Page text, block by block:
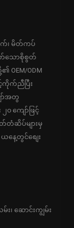
၊ မိတ်ကပ်
တ်သောစိုစွတ်
OEM/ODM
ကိုက်ညီပြီး
ာ်အတွ
ကျော်ဖြင့်
တံဆိပ်များမှ
နေ့တွင်စျေး
း၊ ဆောင်းကျွမ်း